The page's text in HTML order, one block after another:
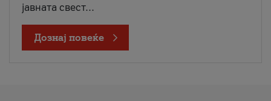
јавната свест...
Дознај повеќе